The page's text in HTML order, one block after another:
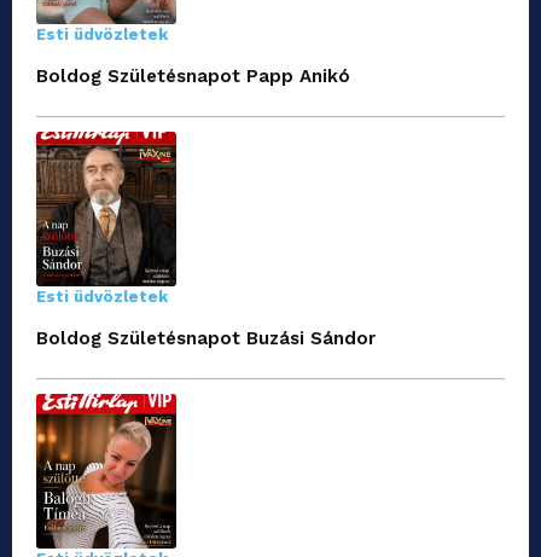
Esti üdvözletek
Boldog Születésnapot Papp Anikó
Esti üdvözletek
Boldog Születésnapot Buzási Sándor